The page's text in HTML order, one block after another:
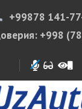
+99878 141-
+998